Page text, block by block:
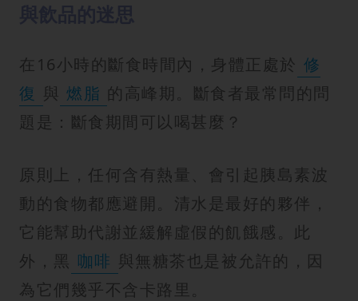
在16小時的斷食時間內，身體正處於 修
復 與 燃脂 的高峰期。斷食者最常問的問
題是：斷食期間可以喝甚麼？
原則上，任何含有熱量、會引起胰島素波
動的食物都應避開。清水是最好的夥伴，
它能幫助代謝並緩解虛假的飢餓感。此
外，黑 咖啡 與無糖茶也是被允許的，因
為它們幾乎不含卡路里。